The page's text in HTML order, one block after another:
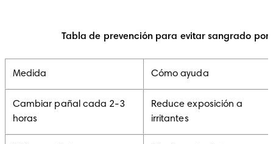
Tabla de prevención para evitar sangrado
Medida Cómo ayuda
Cambiar pañal cada 2-3
horas
Reduce exposición a
irritantes